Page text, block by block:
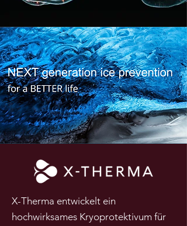
X-Therma entwickelt ein
hochwirksames Kryoprotektivum für